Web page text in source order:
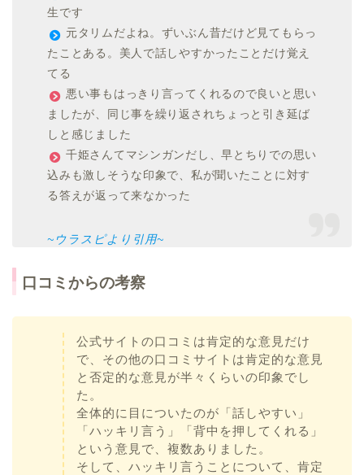
生です
元タリムだよね。ずいぶん昔だけど見てもらっ
たことある。美人で話しやすかったことだけ覚え
てる
悪い事もはっきり言ってくれるので良いと思い
ましたが、同じ事を繰り返されちょっと引き延ば
しと感じました
千姫さんてマシンガンだし、早とちりでの思い
込みも激しそうな印象で、私が聞いたことに対す
る答えが返って来なかった
~ウラスピより引用~
口コミからの考察
公式サイトの口コミは肯定的な意見だけ
で、その他の口コミサイトは肯定的な意見
と否定的な意見が半々くらいの印象でし
た。
全体的に目についたのが「話しやすい」
「ハッキリ言う」「背中を押してくれる」
という意見で、複数ありました。
そして、ハッキリ言うことについて、肯定